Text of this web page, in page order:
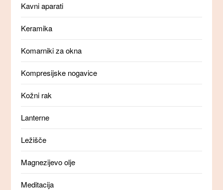
Kavni aparati
Keramika
Komarniki za okna
Kompresijske nogavice
Kožni rak
Lanterne
Ležišče
Magnezijevo olje
Meditacija